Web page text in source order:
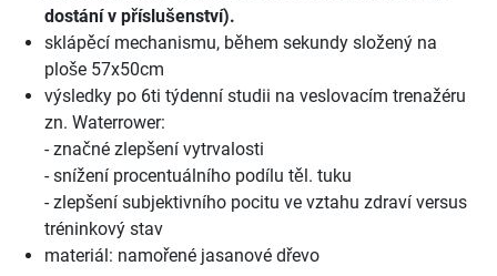
dostání v příslušenství).
sklápěcí mechanismu, během sekundy složený na
ploše 57x50cm
výsledky po 6ti týdenní studii na veslovacím trenažéru
zn. Waterrower:
- značné zlepšení vytrvalosti
- snížení procentuálního podílu těl. tuku
- zlepšení subjektivního pocitu ve vztahu zdraví versus
tréninkový stav
materiál: namořené jasanové dřevo